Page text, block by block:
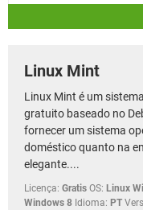
Linux Mint
Linux Mint é um
gratuito baseado no
fornecer um sistema
doméstico quanto na
elegante....
Licença: Gratis OS: Linux
Windows 8 Idioma: PT